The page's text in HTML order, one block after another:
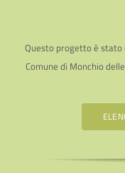
Questo progetto è
Comune di Monchio